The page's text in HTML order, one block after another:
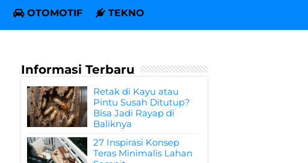
OTOMOTIF TEKNO
Informasi Terbaru
Retak di Kayu atau
Pintu Susah Ditutup?
Bisa Jadi Rayap di
Baliknya
27 Inspirasi Konsep
Teras Minimalis Lahan